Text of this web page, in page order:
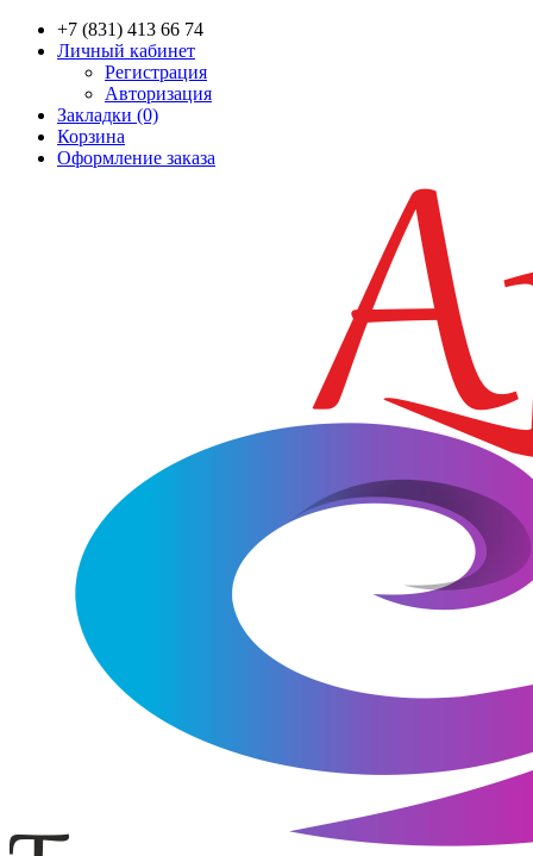
+7 (831) 413 66 74
Личный кабинет
Регистрация
Авторизация
Закладки (0)
Корзина
Оформление заказа